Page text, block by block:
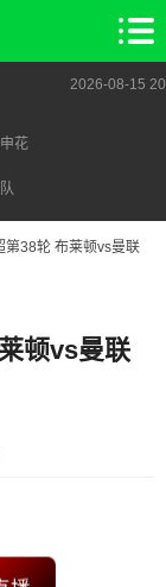
2026-08-15
花
38轮 布莱顿vs曼联
顿vs曼联